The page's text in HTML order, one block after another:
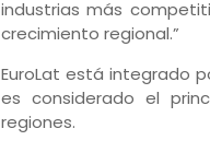
industrias más
crecimiento regional.”
EuroLat está integrado
es considerado el
regiones.